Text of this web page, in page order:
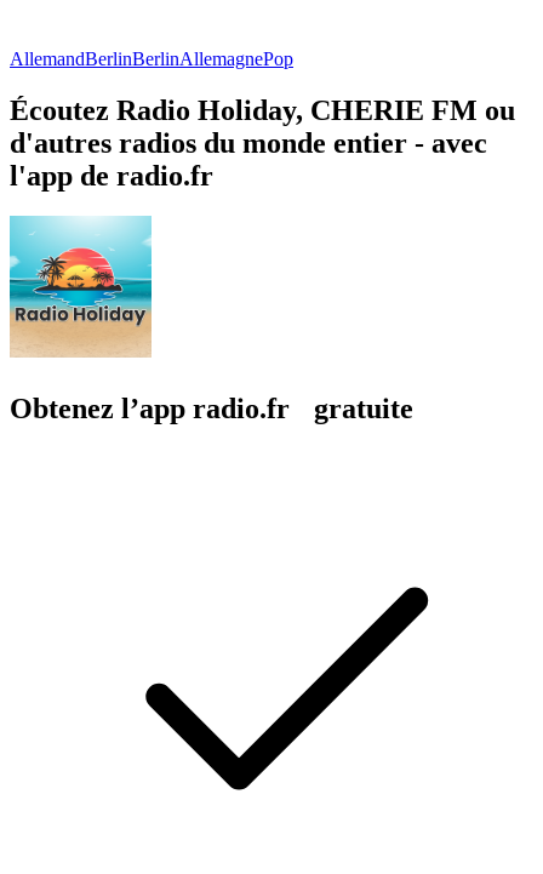
AllemandBerlinBerlinAllemagnePop
Écoutez Radio Holiday, CHERIE FM ou
d'autres radios du monde entier - avec
l'app de radio.fr
Obtenez l’app radio.fr gratuite